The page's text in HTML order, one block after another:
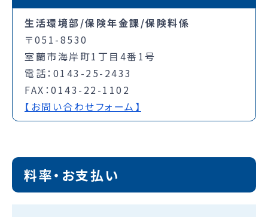
生活環境部/保険年金課/保険料係
〒051-8530
室蘭市海岸町1丁目4番1号
電話：0143-25-2433
FAX：0143-22-1102
【お問い合わせフォーム】
料率・お支払い